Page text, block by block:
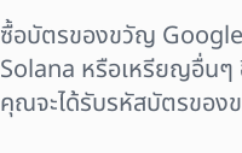
ซื้อบัตรของขวัญ
Solana หรือเหรียญอื่นๆ
คุณจะได้รับรหัสบัตรของ